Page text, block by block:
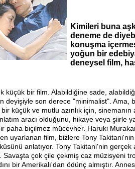
Kimileri buna
deneme de
konuşma
yoğun bir
deneysel film,
küçük bir film. Alabildiğine sade,
deyişiyle son derece "minimalist". Ama,
küçük ve mutlu azınlık için, sinemanın
aracı olduğunu, hikaye veya şiirle
paha biçilmez mücevher. Haruki
uyarlanan film, bizlere Tony
anlatıyor. Tony Takitani'nin gerçek
Savaşta çok çile çekmiş caz müzisyeni
bir Amerikalı'dan ödünç almıştır.